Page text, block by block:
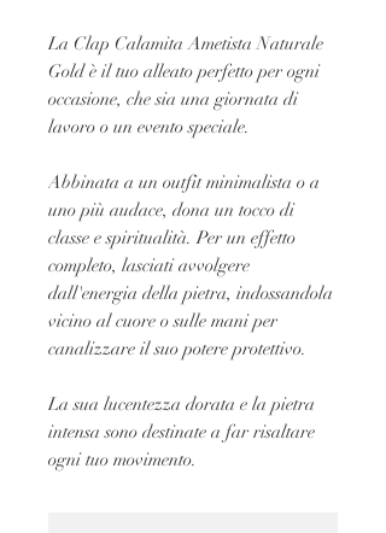
La Clap Calamita Ametista Naturale
Gold è il tuo alleato perfetto per ogni
occasione, che sia una giornata di
lavoro o un evento speciale.
Abbinata a un outfit minimalista o a
uno più audace, dona un tocco di
classe e spiritualità. Per un effetto
completo, lasciati avvolgere
dall'energia della pietra, indossandola
vicino al cuore o sulle mani per
canalizzare il suo potere protettivo.
La sua lucentezza dorata e la pietra
intensa sono destinate a far risaltare
ogni tuo movimento.